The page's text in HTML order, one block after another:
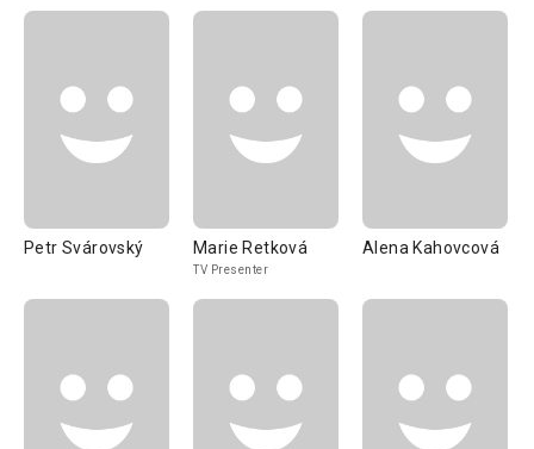
Petr Svárovský Marie Retková
TV Presenter
Alena Kahovcová